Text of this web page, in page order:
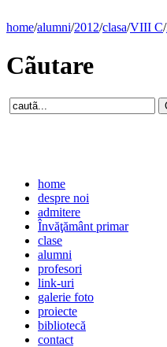
home/alumni/2012/clasa/VIII C/
Cãutare
home
despre noi
admitere
Învăţământ primar
clase
alumni
profesori
link-uri
galerie foto
proiecte
bibliotecă
contact